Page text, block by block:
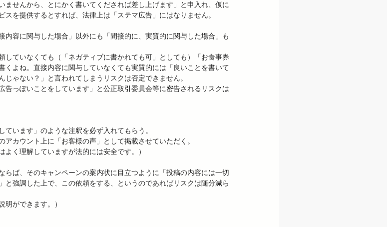
ませんから、とにかく書いてくだされば差し上げます」と申入れ、仮に
を提供するとすれば、法律上は「ステマ広告」にはなりません。
内容に関与した場合」以外にも「間接的に、実質的に関与した場合」も
していなくても（「ネガティブに書かれても可」としても）「お食事券
くよね。直接内容に関与していなくても実質的には「良いことを書いて
ゃない？」と言われてしまうリスクは否定できません。
告っぽいことをしています」と公正取引委員会等に密告されるリスクは
います」のような注釈を必ず入れてもらう。
カウント上に「お客様の声」として掲載させていただく。
く理解していますが法的には安全です。）
らば、そのキャンペーンの案内状に目立つように「投稿の内容には一切
と強調した上で、この依頼をする、というのであればリスクは随分減ら
明ができます。）